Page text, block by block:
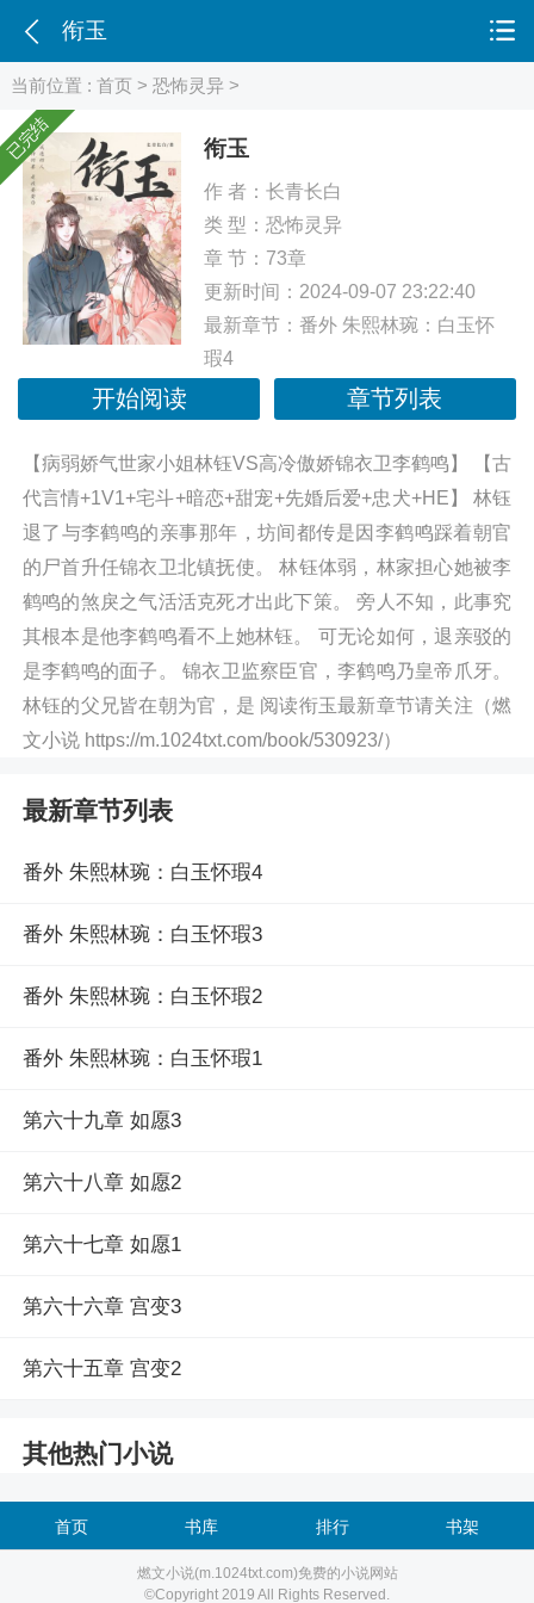
当前位置 :首页 >恐怖灵异 >
已完结 衔玉
作 者： 长青长白
类 型： 恐怖灵异
章 节：73章
更新时间：2024-09-07 23:22:40
最新章节： 番外 朱熙林琬：白玉怀
瑕4
开始阅读 章节列表
【病弱娇气世家小姐林钰VS高冷傲娇锦衣卫李鹤鸣】 【古
代言情+1V1+宅斗+暗恋+甜宠+先婚后爱+忠犬+HE】 林钰
退了与李鹤鸣的亲事那年，坊间都传是因李鹤鸣踩着朝官
的尸首升任锦衣卫北镇抚使。 林钰体弱，林家担心她被李
鹤鸣的煞戾之气活活克死才出此下策。 旁人不知，此事究
其根本是他李鹤鸣看不上她林钰。 可无论如何，退亲驳的
是李鹤鸣的面子。 锦衣卫监察臣官，李鹤鸣乃皇帝爪牙。
林钰的父兄皆在朝为官，是 阅读衔玉最新章节请关注（燃
文小说 https://m.1024txt.com/book/530923/）
最新章节列表
番外 朱熙林琬：白玉怀瑕4
番外 朱熙林琬：白玉怀瑕3
番外 朱熙林琬：白玉怀瑕2
番外 朱熙林琬：白玉怀瑕1
第六十九章 如愿3
第六十八章 如愿2
第六十七章 如愿1
第六十六章 宫变3
第六十五章 宫变2
其他热门小说
首页 书库 排行 书架
燃文小说(m.1024txt.com)免费的小说网站
©Copyright 2019 All Rights Reserved.
衔玉